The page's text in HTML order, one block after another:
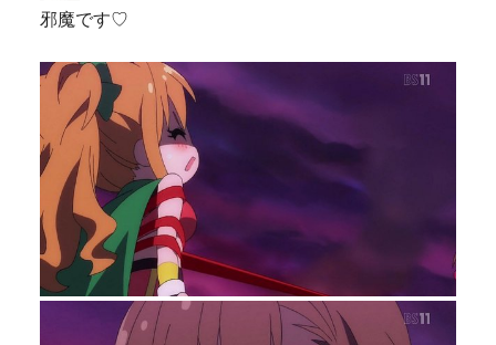
邪魔です♡